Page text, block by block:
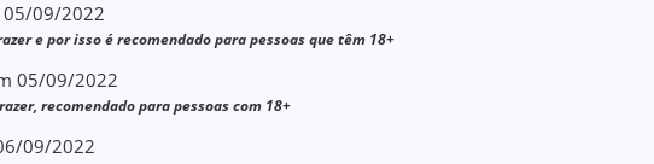
05/09/2022
e por isso é recomendado para pessoas que têm 18+
05/09/2022
recomendado para pessoas com 18+
09/2022